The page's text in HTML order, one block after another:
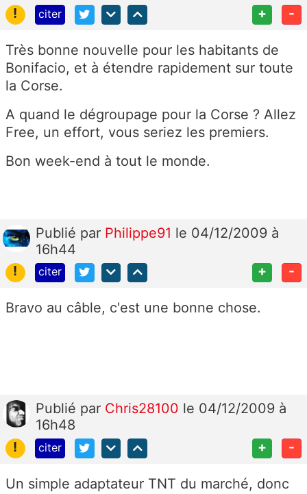
!
citer + -
Très bonne nouvelle pour les habitants de
Bonifacio, et à étendre rapidement sur toute
la Corse.
A quand le dégroupage pour la Corse ? Allez
Free, un effort, vous seriez les premiers.
Bon week-end à tout le monde.
Publié par Philippe91 le 04/12/2009 à
16h44
!
citer + -
Bravo au câble, c'est une bonne chose.
Publié par Chris28100 le 04/12/2009 à
16h48
!
citer + -
Un simple adaptateur TNT du marché, donc